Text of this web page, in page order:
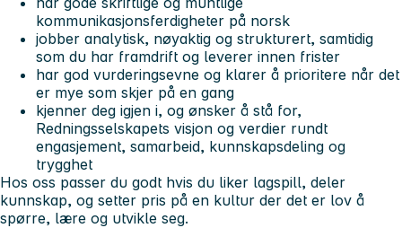
kommunikasjonsferdigheter på norsk
jobber analytisk, nøyaktig og strukturert, samtidig
som du har framdrift og leverer innen frister
har god vurderingsevne og klarer å prioritere når det
er mye som skjer på en gang
kjenner deg igjen i, og ønsker å stå for,
Redningsselskapets visjon og verdier rundt
engasjement, samarbeid, kunnskapsdeling og
trygghet
Hos oss passer du godt hvis du liker lagspill, deler
kunnskap, og setter pris på en kultur der det er lov å
spørre, lære og utvikle seg.